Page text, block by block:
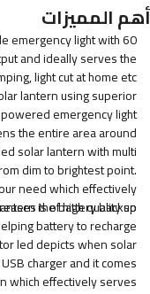
أهم المميزات
emergency light with 60
and ideally serves the
light cut at home etc.
lantern using superior
emergency light
the entire area around.
solar lantern with multi
dim to brightest point.
need which effectively
the battery backup.
is of high quality so
battery to recharge.
led depicts when solar
charger and it comes
which effectively serves